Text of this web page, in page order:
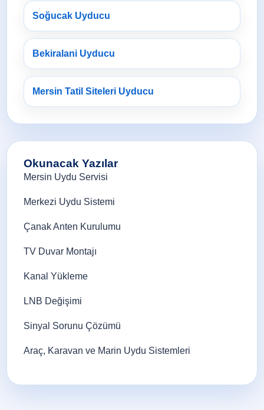
Soğucak Uyducu
Bekiralani Uyducu
Mersin Tatil Siteleri Uyducu
Okunacak Yazılar
Mersin Uydu Servisi
Merkezi Uydu Sistemi
Çanak Anten Kurulumu
TV Duvar Montajı
Kanal Yükleme
LNB Değişimi
Sinyal Sorunu Çözümü
Araç, Karavan ve Marin Uydu Sistemleri